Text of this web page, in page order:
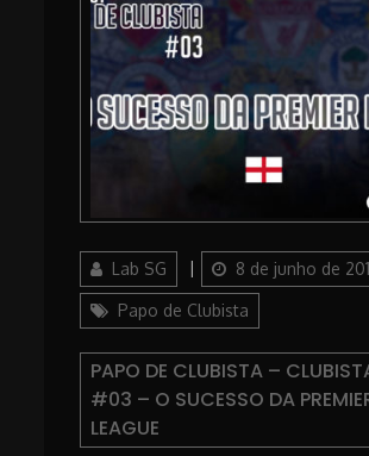
AuthorLab SG
Posted
on
8 de junho de
Papo de Clubista
PAPO DE CLUBISTA –
#03 – O SUCESSO DA
LEAGUE